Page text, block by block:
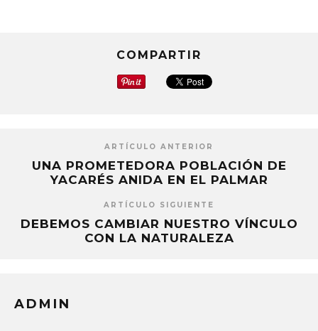
COMPARTIR
ARTÍCULO ANTERIOR
UNA PROMETEDORA POBLACIÓN DE
YACARÉS ANIDA EN EL PALMAR
ARTÍCULO SIGUIENTE
DEBEMOS CAMBIAR NUESTRO VÍNCULO
CON LA NATURALEZA
ADMIN